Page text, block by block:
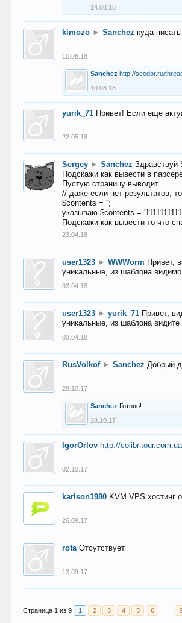
14.08.18
kimozo ► Sanchez куда
10.08.18
Sanchez http://seodor.ru/
10.08.18
yurik_71 Привет! Если еще
22.05.18
Sergey ► Sanchez Здравствуй
Подскажи как вывести в
Пустую страницу выводит
// даже если нет результатов,
$contents = '';
указываю $contents =
Подскажи как вывести то что
23.04.18
user1323 ► WWWorm Привет,
уникальные, из шаблона
03.04.18
user1323 ► yurik_71 Привет,
уникальные, из шаблона видите
03.04.18
RusVolkof ► Sanchez Добрый
28.10.17
Sanchez Готово!
28.10.17
IgorOrlov http://colibritour.com.ua
02.10.17
karlson1980 KVM VPS хостинг
26.09.17
rofa Отсутствует
13.09.17
Страница 1 из 9 1 2 3 4 5 6 →